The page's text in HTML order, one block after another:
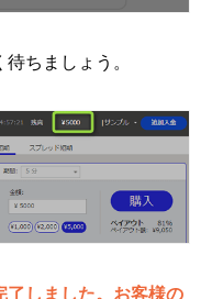
ちましょう。
了しました。お客様の